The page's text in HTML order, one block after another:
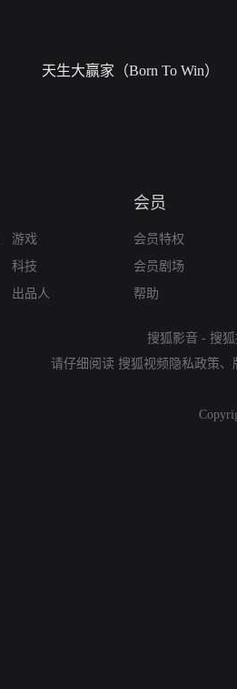
天生大赢家（Born To Win）
游戏
科技
出品人
会员
会员特权
会员剧场
帮助
搜狐影音 - 搜
请仔细阅读 搜狐视频隐私政策、